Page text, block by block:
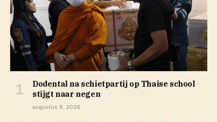
Dodental na schietpartij op Thaise school
stijgt naar negen
augustus 8, 2026